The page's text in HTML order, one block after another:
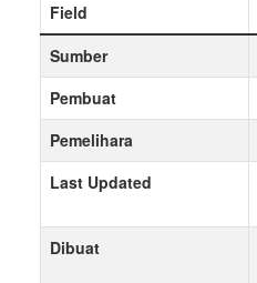
Field
Sumber
Pembuat
Pemelihara
Last Updated
Dibuat